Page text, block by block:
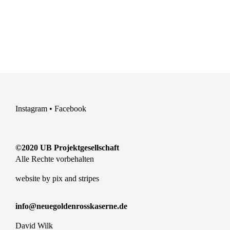
Instagram • Facebook
©2020 UB Projektgesellschaft
Alle Rechte vorbehalten
website by pix and stripes
info@neuegoldenrosskaserne.de
David Wilk